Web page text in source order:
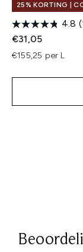
25% KORTING |
4.8
€31,05
€155,25 per L